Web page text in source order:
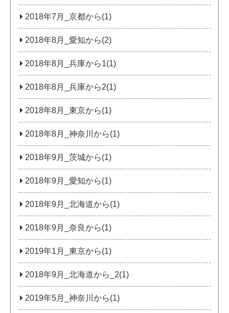
2018年7月_京都から(1)
2018年8月_愛知から(2)
2018年8月_兵庫から1(1)
2018年8月_兵庫から2(1)
2018年8月_東京から(1)
2018年8月_神奈川から(1)
2018年9月_茨城から(1)
2018年9月_愛知から(1)
2018年9月_北海道から(1)
2018年9月_奈良から(1)
2019年1月_東京から(1)
2018年9月_北海道から_2(1)
2019年5月_神奈川から(1)